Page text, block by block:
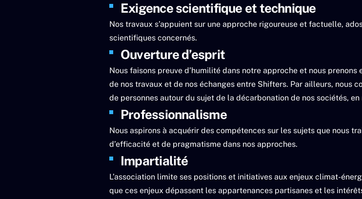
Exigence scientifique et technique
Nos travaux s’appuient sur une approche rigoureuse et factuelle,
scientifiques concernés.
Ouverture d’esprit
Nous faisons preuve d’humilité dans notre approche et nous
de nos travaux et de nos échanges entre Shifters. Par ailleurs, nous
de personnes autour du sujet de la décarbonation de nos sociétés,
Professionnalisme
Nous aspirons à acquérir des compétences sur les sujets que nous
d’efficacité et de pragmatisme dans nos approches.
Impartialité
L’association limite ses positions et initiatives aux enjeux climat-
que ces enjeux dépassent les appartenances partisanes et les